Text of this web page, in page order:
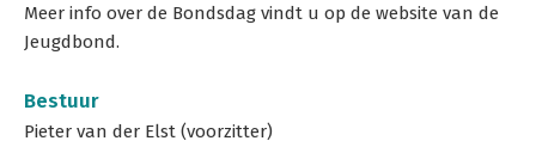
Meer info over de Bondsdag vindt u op de website van de
Jeugdbond.
Bestuur
Pieter van der Elst (voorzitter)